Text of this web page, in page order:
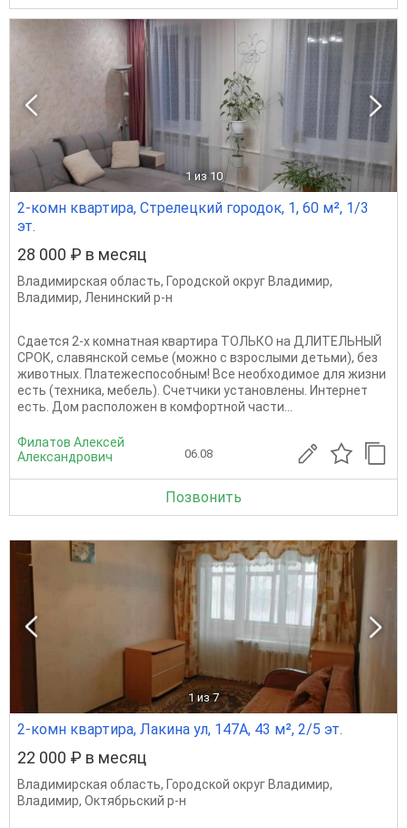
1 из 10
2-комн квартира, Стрелецкий городок, 1, 60 м², 1/3
эт.
28 000 ₽ в месяц
Владимирская область, Городской округ Владимир,
Владимир, Ленинский р-н
Сдается 2-х комнатная квартира ТОЛЬКО на ДЛИТЕЛЬНЫЙ
СРОК, славянской семье (можно с взрослыми детьми), без
животных. Платежеспособным! Все необходимое для жизни
есть (техника, мебель). Счетчики установлены. Интернет
есть. Дом расположен в комфортной части...
Филатов Алексей
Александрович
06.08
Позвонить
1 из 7
2-комн квартира, Лакина ул, 147А, 43 м², 2/5 эт.
22 000 ₽ в месяц
Владимирская область, Городской округ Владимир,
Владимир, Октябрьский р-н